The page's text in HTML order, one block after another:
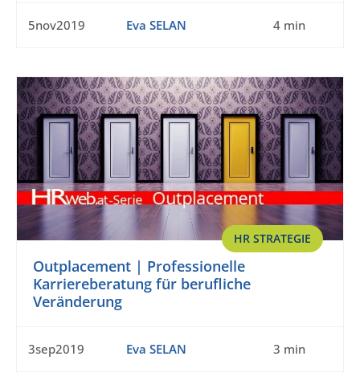
5nov2019 Eva SELAN 4 min
HR STRATEGIE
Outplacement | Professionelle
Karriereberatung für berufliche
Veränderung
3sep2019 Eva SELAN 3 min